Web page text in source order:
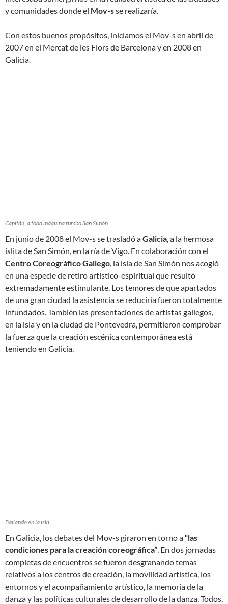
y comunidades donde el Mov-sse realizaría.
Con estos buenos propósitos, iniciamos el Mov-s en abril de
2007 en el Mercat de les Flors de Barcelona y en 2008 en
Galicia.
Capitán, a toda máquina rumbo San Simón
En junio de 2008 el Mov-s se trasladó aGalicia, a la hermosa
islita de San Simón, en la ría de Vigo. En colaboración con el
Centro Coreográfico Gallego, la isla de San Simón nos acogió
en una especie de retiro artístico-espiritual que resultó
extremadamente estimulante. Los temores de que apartados
de una gran ciudad la asistencia se reduciría fueron totalmente
infundados. También las presentaciones de artistas gallegos,
en la isla y en la ciudad de Pontevedra, permitieron comprobar
la fuerza que la creación escénica contemporánea está
teniendo en Galicia.
Bailando en la isla
En Galicia, los debates del Mov-s giraron en torno a“las
condiciones para la creación coreográfica”. En dos jornadas
completas de encuentros se fueron desgranando temas
relativos a los centros de creación, la movilidad artística, los
entornos y el acompañamiento artístico, la memoria de la
danza y las políticas culturales de desarrollo de la danza. Todos,